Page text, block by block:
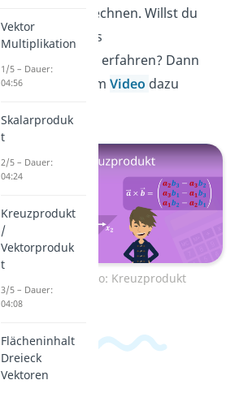
Vektoren berechnen. Willst du
mehr über das
erfahren? Dann
schau direkt im Video dazu
Zum Video: Kreuzprodukt
Vektor
Multiplikation
1/5 – Dauer:
04:56
Skalarproduk
t
2/5 – Dauer:
04:24
Kreuzprodukt
/
Vektorproduk
t
3/5 – Dauer:
04:08
Flächeninhalt
Dreieck
Vektoren